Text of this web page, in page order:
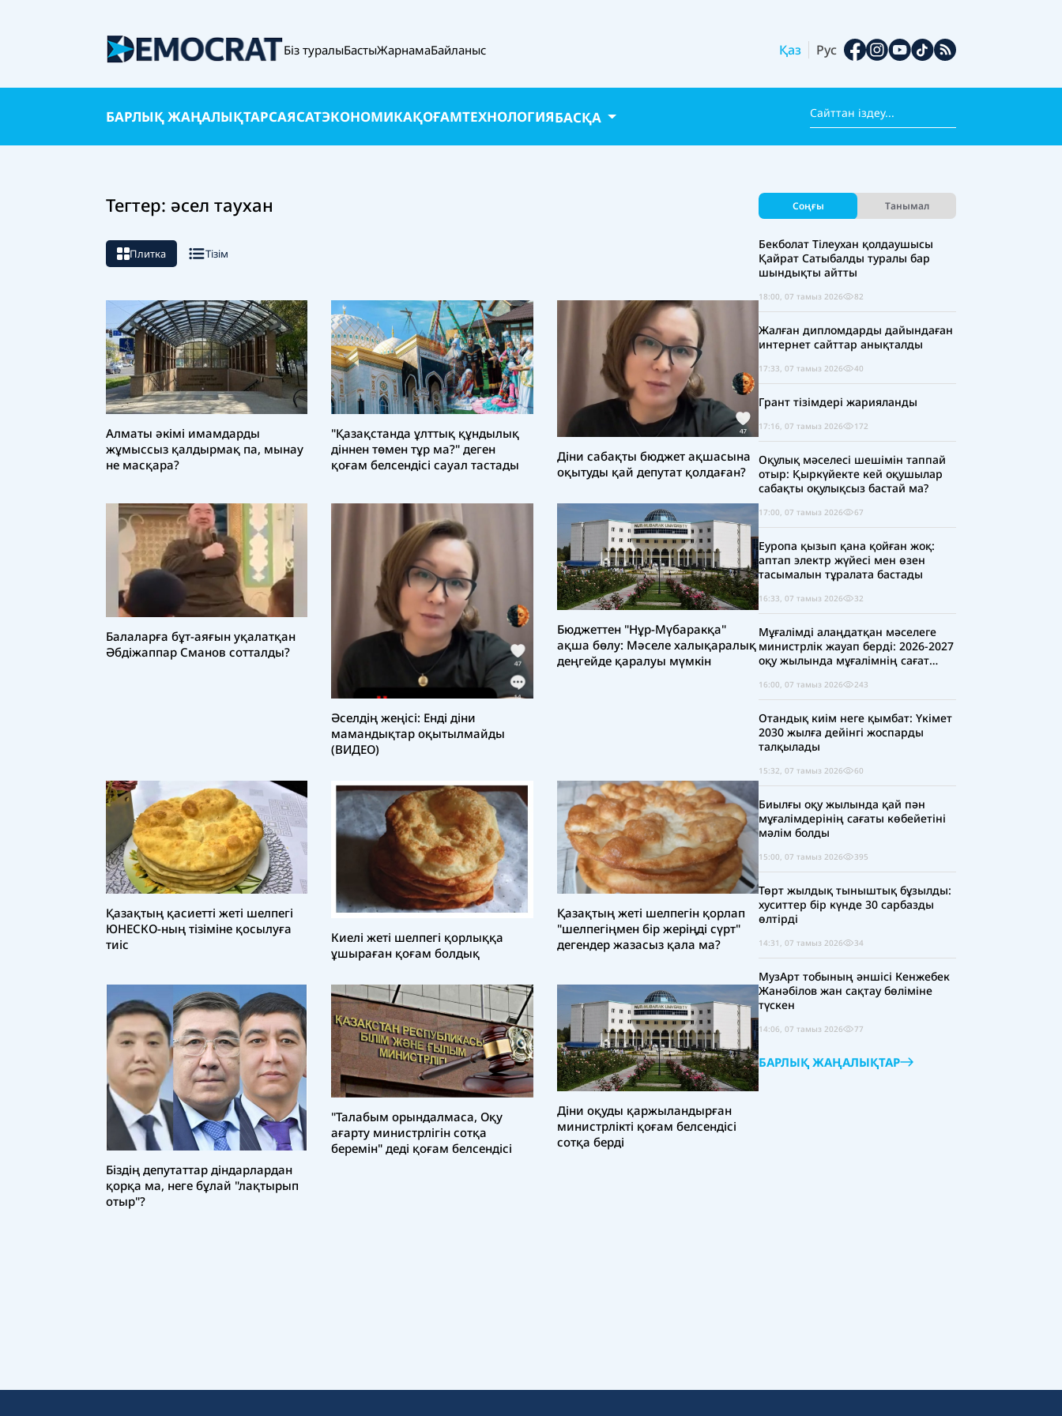
Біз туралыБастыЖарнамаБайланыс Қаз Рус
БАРЛЫҚ ЖАҢАЛЫҚТАРСАЯСАТЭКОНОМИКАҚОҒАМТЕХНОЛОГИЯБАСҚА
Тегтер: әсел таухан
Плитка Тізім
Алматы әкімі имамдарды
жұмыссыз қалдырмақ па, мынау
не масқара?
"Қазақстанда ұлттық құндылық
діннен төмен тұр ма?" деген
қоғам белсендісі сауал тастады
Діни сабақты бюджет ақшасына
оқытуды қай депутат қолдаған?
Балаларға бұт-аяғын уқалатқан
Әбдіжаппар Сманов сотталды?
Әселдің жеңісі: Енді діни
мамандықтар оқытылмайды
(ВИДЕО)
Бюджеттен "Нұр-Мүбаракқа"
ақша бөлу: Мәселе халықаралық
деңгейде қаралуы мүмкін
Қазақтың қасиетті жеті шелпегі
ЮНЕСКО-ның тізіміне қосылуға
тиіс
Киелі жеті шелпегі қорлыққа
ұшыраған қоғам болдық
Қазақтың жеті шелпегін қорлап
"шелпегіңмен бір жеріңді сүрт"
дегендер жазасыз қала ма?
Біздің депутаттар діндарлардан
қорқа ма, неге бұлай "лақтырып
отыр"?
"Талабым орындалмаса, Оқу
ағарту министрлігін сотқа
беремін" деді қоғам белсендісі
Діни оқуды қаржыландырған
министрлікті қоғам белсендісі
сотқа берді
Соңғы Танымал
Бекболат Тілеухан қолдаушысы
Қайрат Сатыбалды туралы бар
шындықты айтты
18:00, 07 тамыз 2026 82
Жалған дипломдарды дайындаған
интернет сайттар анықталды
17:33, 07 тамыз 2026 40
Грант тізімдері жарияланды
17:16, 07 тамыз 2026 172
Оқулық мәселесі шешімін таппай
отыр: Қыркүйекте кей оқушылар
сабақты оқулықсыз бастай ма?
17:00, 07 тамыз 2026 67
Еуропа қызып қана қойған жоқ:
аптап электр жүйесі мен өзен
тасымалын тұралата бастады
16:33, 07 тамыз 2026 32
Мұғалімді алаңдатқан мәселеге
министрлік жауап берді: 2026-2027
оқу жылында мұғалімнің сағат
16:00, 07 тамыз 2026 243
Отандық киім неге қымбат: Үкімет
2030 жылға дейінгі жоспарды
талқылады
15:32, 07 тамыз 2026 60
Биылғы оқу жылында қай пән
мұғалімдерінің сағаты көбейетіні
мәлім болды
15:00, 07 тамыз 2026 395
Төрт жылдық тыныштық бұзылды:
хуситтер бір күнде 30 сарбазды
өлтірді
14:31, 07 тамыз 2026 34
МузАрт тобының әншісі Кенжебек
Жанәбілов жан сақтау бөліміне
түскен
14:06, 07 тамыз 2026 77
БАРЛЫҚ ЖАҢАЛЫҚТАР